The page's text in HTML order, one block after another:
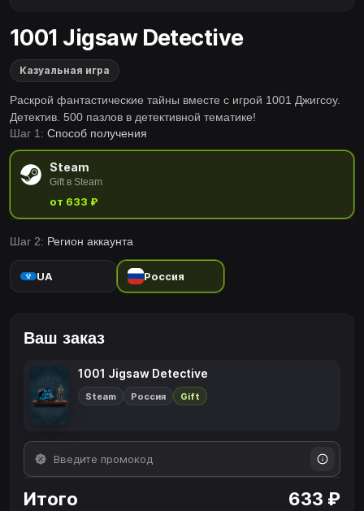
1001 Jigsaw Detective
Казуальная игра
Раскрой фантастические тайны вместе с игрой 1001 Джигсоу.
Детектив. 500 пазлов в детективной тематике!
Шаг 1: Способ получения
Steam
Gift в Steam
от 633 ₽
Шаг 2: Регион аккаунта
UA Россия
Ваш заказ
1001 Jigsaw Detective
Steam Россия Gift
Итого 633 ₽